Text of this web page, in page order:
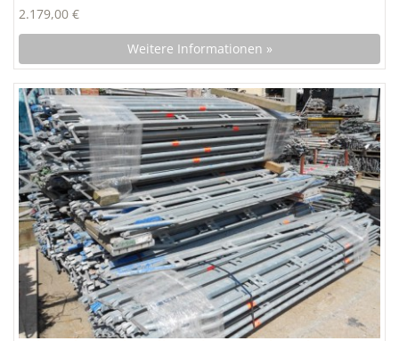
2.179,00 €
Weitere Informationen »